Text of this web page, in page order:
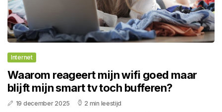
Internet
Waarom reageert mijn wifi goed maar
blijft mijn smart tv toch bufferen?
19 december 2025 2 min leestijd